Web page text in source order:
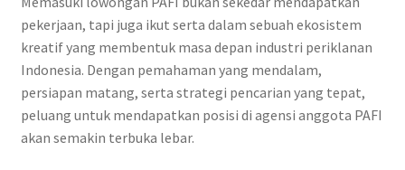
pekerjaan, tapi juga ikut serta dalam sebuah ekosistem
kreatif yang membentuk masa depan industri periklanan
Indonesia. Dengan pemahaman yang mendalam,
persiapan matang, serta strategi pencarian yang tepat,
peluang untuk mendapatkan posisi di agensi anggota PAFI
akan semakin terbuka lebar.